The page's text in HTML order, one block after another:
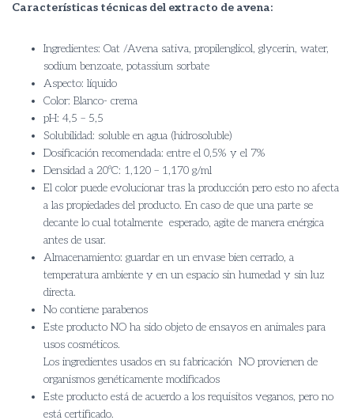
Características técnicas del extracto de avena:
Ingredientes: Oat /Avena sativa, propilenglicol, glycerin, water,
sodium benzoate, potassium sorbate
Aspecto: líquido
Color: Blanco- crema
pH: 4,5 – 5,5
Solubilidad: soluble en agua (hidrosoluble)
Dosificación recomendada: entre el 0,5% y el 7%
Densidad a 20ºC: 1,120 – 1,170 g/ml
El color puede evolucionar tras la producción pero esto no afecta
a las propiedades del producto. En caso de que una parte se
decante lo cual totalmente esperado, agite de manera enérgica
antes de usar.
Almacenamiento: guardar en un envase bien cerrado, a
temperatura ambiente y en un espacio sin humedad y sin luz
directa.
No contiene parabenos
Este producto NO ha sido objeto de ensayos en animales para
usos cosméticos.
Los ingredientes usados en su fabricación NO provienen de
organismos genéticamente modificados
Este producto está de acuerdo a los requisitos veganos, pero no
está certificado.